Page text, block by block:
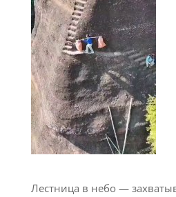
Лестница в небо —